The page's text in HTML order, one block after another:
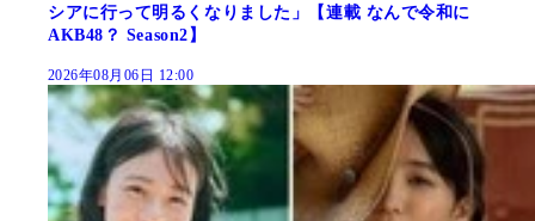
シアに行って明るくなりました」【連載 なんで令和に
AKB48？ Season2】
2026年08月06日 12:00